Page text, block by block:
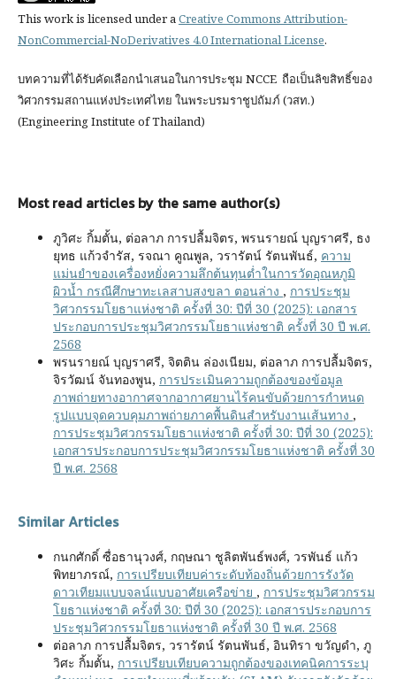
This work is licensed under aCreative Commons Attribution-
NonCommercial-NoDerivatives 4.0 International License.
บทความที่ได้รับคัดเลือกนำเสนอในการประชุม NCCE ถือเป็นลิขสิทธิ์ของ
วิศวกรรมสถานแห่งประเทศไทย ในพระบรมราชูปถัมภ์ (วสท.)
(Engineering Institute of Thailand)
Most read articles by the same author(s)
ภูวิศะ กิ้มตั้น, ต่อลาภ การปลื้มจิตร, พรนรายณ์ บุญราศรี, ธง
ยุทธ แก้วจำรัส, รจณา คูณพูล, วรารัตน์ รัตนพันธ์, ความ
แม่นยำของเครื่องหยั่งความลึกต้นทุนต่ำในการวัดอุณหภูมิ
ผิวน้ำ กรณีศึกษาทะเลสาบสงขลา ตอนล่าง , การประชุม
วิศวกรรมโยธาแห่งชาติ ครั้งที่ 30: ปีที่ 30 (2025): เอกสาร
ประกอบการประชุมวิศวกรรมโยธาแห่งชาติ ครั้งที่ 30 ปี พ.ศ.
2568
พรนรายณ์ บุญราศรี, จิตติน ล่องเนียม, ต่อลาภ การปลื้มจิตร,
จิรวัฒน์ จันทองพูน, การประเมินความถูกต้องของข้อมูล
ภาพถ่ายทางอากาศจากอากาศยานไร้คนขับด้วยการกำหนด
รูปแบบจุดควบคุมภาพถ่ายภาคพื้นดินสำหรับงานเส้นทาง ,
การประชุมวิศวกรรมโยธาแห่งชาติ ครั้งที่ 30: ปีที่ 30 (2025):
เอกสารประกอบการประชุมวิศวกรรมโยธาแห่งชาติ ครั้งที่ 30
ปี พ.ศ. 2568
Similar Articles
กนกศักดิ์ ซื่อธานุวงศ์, กฤษณา ชูลิตพันธ์พงศ์, วรพันธ์ แก้ว
พิทยาภรณ์, การเปรียบเทียบค่าระดับท้องถิ่นด้วยการรังวัด
ดาวเทียมแบบจลน์แบบอาศัยเครือข่าย , การประชุมวิศวกรรม
โยธาแห่งชาติ ครั้งที่ 30: ปีที่ 30 (2025): เอกสารประกอบการ
ประชุมวิศวกรรมโยธาแห่งชาติ ครั้งที่ 30 ปี พ.ศ. 2568
ต่อลาภ การปลื้มจิตร, วรารัตน์ รัตนพันธ์, อินทิรา ขวัญดำ, ภู
วิศะ กิ้มตั้น, การเปรียบเทียบความถูกต้องของเทคนิคการระบุ